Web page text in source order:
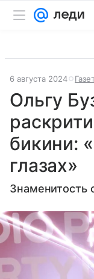
6 августа 2024
Ольгу
бикини:
глазах»
Знаменитость